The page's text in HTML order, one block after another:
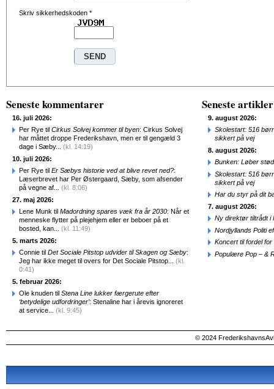
Skriv sikkerhedskoden *
Seneste kommentarer
16. juli 2026:
Per Rye til Cirkus Solvej kommer til byen: Cirkus Solvej
har måttet droppe Frederikshavn, men er til gengæld 3
dage i Sæby... (kl. 14:19)
10. juli 2026:
Per Rye til Er Sæbys historie ved at blive revet ned?:
Læserbrevet har Per Østergaard, Sæby, som afsender
på vegne af... (kl. 8:06)
27. maj 2026:
Lene Munk til Madordning spares væk fra år 2030: Når et
menneske flytter på plejehjem eller er beboer på et
bosted, kan... (kl. 11:49)
5. marts 2026:
Connie til Det Sociale Pitstop udvider til Skagen og Sæby:
Jeg har ikke meget til overs for Det Sociale Pitstop... (kl.
0:41)
5. februar 2026:
Ole knuden til Stena Line lukker færgerute efter
‘betydelige udfordringer’: Stenaline har i årevis ignoreret
at service... (kl. 9:45)
Seneste artikler
9. august 2026:
Skolestart: 516
sikkert på vej
8. august 2026:
Bunken: Løber
Skolestart: 516
sikkert på vej
Har du styr på dit
7. august 2026:
Ny direktør tiltrådt i
Nordjyllands Politi
Koncert til fordel
Populære Pop – &
© 2024